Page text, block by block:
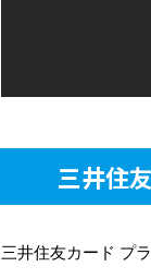
三井住
三井住友カード プ